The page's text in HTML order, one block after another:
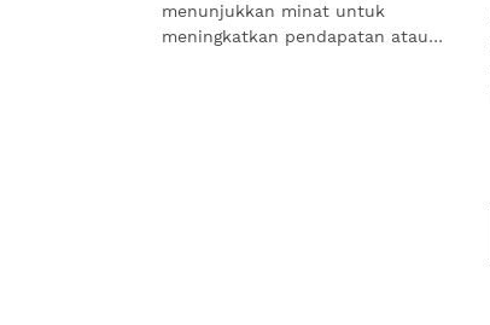
menunjukkan minat untuk
meningkatkan pendapatan atau